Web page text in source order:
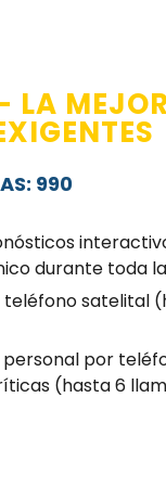
LA
990
durante toda
teléfono satelital
por
(hasta 6